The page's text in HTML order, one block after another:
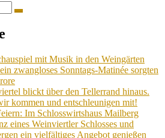
Search
mit Musik in den Weingärten
zwangloses Sonntags-Matinée sorgten
blickt über den Tellerrand hinaus.
kommen und entschleunigen mit!
Im Schlosswirtshaus Mailberg
eines Weinviertler Schlosses und
ein vielfältiges Angebot genießen